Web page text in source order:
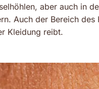
aber auch in
Auch der Bereich
Kleidung reibt.